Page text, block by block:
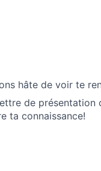
hâte de voir te
de présentation
ta connaissance!